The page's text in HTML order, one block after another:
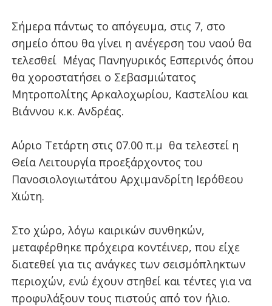
Σήμερα πάντως το απόγευμα, στις 7, στο
σημείο όπου θα γίνει η ανέγερση του ναού θα
τελεσθεί Μέγας Πανηγυρικός Εσπερινός όπου
θα χοροστατήσει ο Σεβασμιώτατος
Μητροπολίτης Αρκαλοχωρίου, Καστελίου και
Βιάννου κ.κ. Ανδρέας.
Αύριο Τετάρτη στις 07.00 π.μ θα τελεστεί η
Θεία Λειτουργία προεξάρχοντος του
Πανοσιολογιωτάτου Αρχιμανδρίτη Ιερόθεου
Χιώτη.
Στο χώρο, λόγω καιρικών συνθηκών,
μεταφέρθηκε πρόχειρα κοντέινερ, που είχε
διατεθεί για τις ανάγκες των σεισμόπληκτων
περιοχών, ενώ έχουν στηθεί και τέντες για να
προφυλάξουν τους πιστούς από τον ήλιο.